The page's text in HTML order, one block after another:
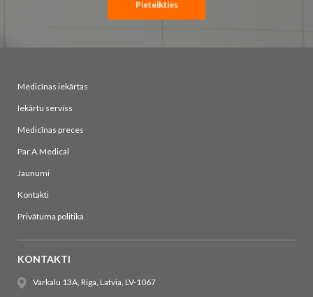
Pieteikties
Medicīnas iekārtas
Iekārtu serviss
Medicīnas preces
Par A.Medical
Jaunumi
Kontakti
Privātuma politika
KONTAKTI
Varkalu 13A, Riga, Latvia, LV-1067